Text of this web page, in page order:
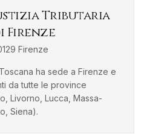
Tributaria
Firenze
Firenze
ha sede a Firenze e
da tutte le province
Livorno, Lucca, Massa-
Siena).